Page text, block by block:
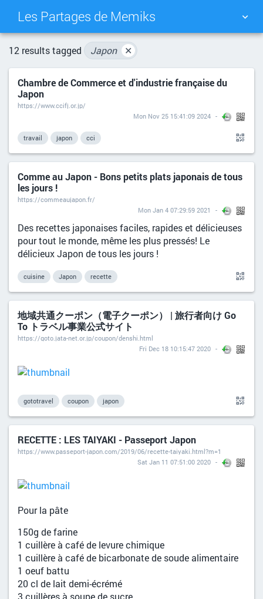
Les Partages de Memiks
TAG CLOUD
DAILY SEARCH
12 results tagged Japon ✕
Chambre de Commerce et d'industrie française du
Japon
https://www.ccifj.or.jp/
Mon Nov 25 15:41:09 2024
travail japon cci
Comme au Japon - Bons petits plats japonais de tous
les jours !
https://commeaujapon.fr/
Mon Jan 4 07:29:59 2021
Des recettes japonaises faciles, rapides et délicieuses
pour tout le monde, même les plus pressés! Le
délicieux Japon de tous les jours !
cuisine Japon recette
地域共通クーポン（電子クーポン） | 旅行者向け Go
To トラベル事業公式サイト
https://goto.jata-net.or.jp/coupon/denshi.html
Fri Dec 18 10:15:47 2020
gototravel coupon japon
RECETTE : LES TAIYAKI - Passeport Japon
https://www.passeport-japon.com/2019/06/recette-taiyaki.html?m=1
Sat Jan 11 07:51:00 2020
Pour la pâte
150g de farine
1 cuillère à café de levure chimique
1 cuillère à café de bicarbonate de soude alimentaire
1 oeuf battu
20 cl de lait demi-écrémé
3 cuillères à soupe de sucre